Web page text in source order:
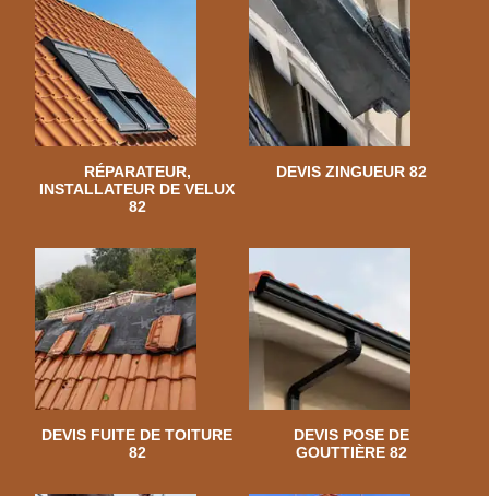
RÉPARATEUR,
INSTALLATEUR DE VELUX
82
DEVIS ZINGUEUR 82
DEVIS FUITE DE TOITURE
82
DEVIS POSE DE
GOUTTIÈRE 82